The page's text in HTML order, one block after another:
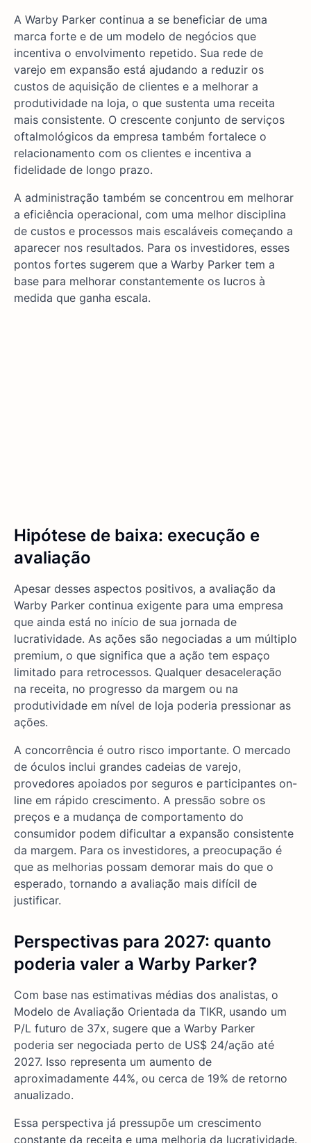
A Warby Parker continua a se beneficiar de uma
marca forte e de um modelo de negócios que
incentiva o envolvimento repetido. Sua rede de
varejo em expansão está ajudando a reduzir os
custos de aquisição de clientes e a melhorar a
produtividade na loja, o que sustenta uma receita
mais consistente. O crescente conjunto de serviços
oftalmológicos da empresa também fortalece o
relacionamento com os clientes e incentiva a
fidelidade de longo prazo.
A administração também se concentrou em melhorar
a eficiência operacional, com uma melhor disciplina
de custos e processos mais escaláveis começando a
aparecer nos resultados. Para os investidores, esses
pontos fortes sugerem que a Warby Parker tem a
base para melhorar constantemente os lucros à
medida que ganha escala.
Hipótese de baixa: execução e
avaliação
Apesar desses aspectos positivos, a avaliação da
Warby Parker continua exigente para uma empresa
que ainda está no início de sua jornada de
lucratividade. As ações são negociadas a um múltiplo
premium, o que significa que a ação tem espaço
limitado para retrocessos. Qualquer desaceleração
na receita, no progresso da margem ou na
produtividade em nível de loja poderia pressionar as
ações.
A concorrência é outro risco importante. O mercado
de óculos inclui grandes cadeias de varejo,
provedores apoiados por seguros e participantes on-
line em rápido crescimento. A pressão sobre os
preços e a mudança de comportamento do
consumidor podem dificultar a expansão consistente
da margem. Para os investidores, a preocupação é
que as melhorias possam demorar mais do que o
esperado, tornando a avaliação mais difícil de
justificar.
Perspectivas para 2027: quanto
poderia valer a Warby Parker?
Com base nas estimativas médias dos analistas, o
Modelo de Avaliação Orientada da TIKR, usando um
P/L futuro de 37x, sugere que a Warby Parker
poderia ser negociada perto de US$ 24/ação até
2027. Isso representa um aumento de
aproximadamente 44%, ou cerca de 19% de retorno
anualizado.
Essa perspectiva já pressupõe um crescimento
constante da receita e uma melhoria da lucratividade.